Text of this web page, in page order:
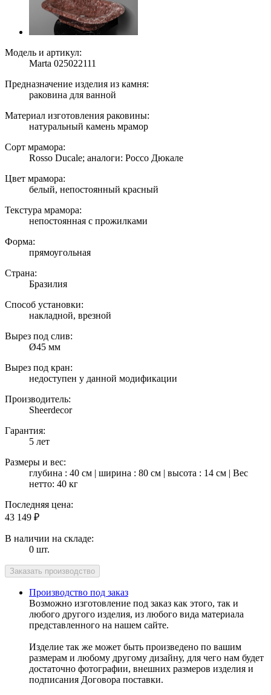
Модель и артикул:
Marta 025022111
Предназначение изделия из камня:
раковина для ванной
Материал изготовления раковины:
натуральный камень мрамор
Сорт мрамора:
Rosso Ducale; аналоги: Россо Дюкале
Цвет мрамора:
белый, непостоянный красный
Текстура мрамора:
непостоянная с прожилками
Форма:
прямоугольная
Страна:
Бразилия
Способ установки:
накладной, врезной
Вырез под слив:
Ø45 мм
Вырез под кран:
недоступен у данной модификации
Производитель:
Sheerdecor
Гарантия:
5 лет
Размеры и вес:
глубина : 40 см | ширина : 80 см | высота : 14 см | Вес
нетто: 40 кг
Последняя цена:
43 149 ₽
В наличии на складе:
0 шт.
Производство под заказ
Возможно изготовление под заказ как этого, так и
любого другого изделия, из любого вида материала
представленного на нашем сайте.
Изделие так же может быть произведено по вашим
размерам и любому другому дизайну, для чего нам будет
достаточно фотографии, внешних размеров изделия и
подписания Договора поставки.